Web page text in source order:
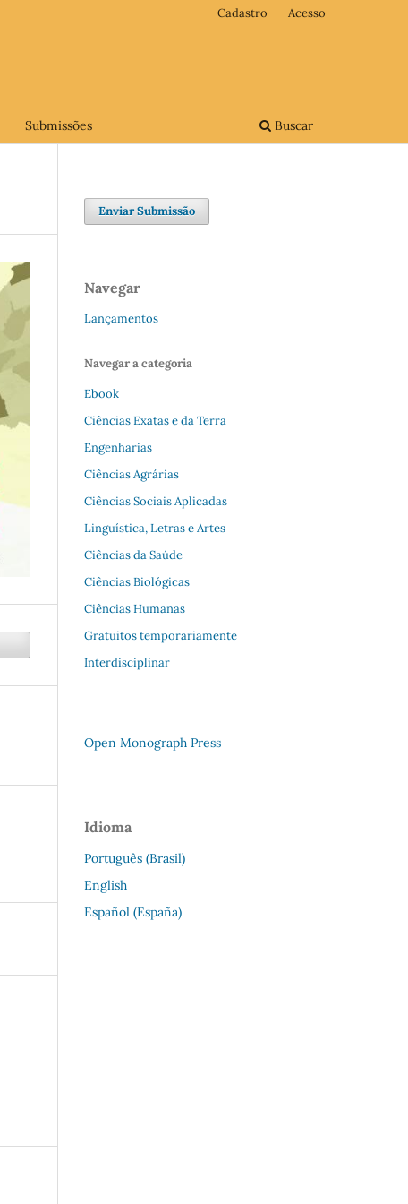
Submissões Buscar
Cadastro Acesso
Enviar Submissão
Navegar
Lançamentos
Navegar a categoria
Ebook
Ciências Exatas e da Terra
Engenharias
Ciências Agrárias
Ciências Sociais Aplicadas
Linguística, Letras e Artes
Ciências da Saúde
Ciências Biológicas
Ciências Humanas
Gratuitos temporariamente
Interdisciplinar
Open Monograph Press
Idioma
Português (Brasil)
English
Español (España)